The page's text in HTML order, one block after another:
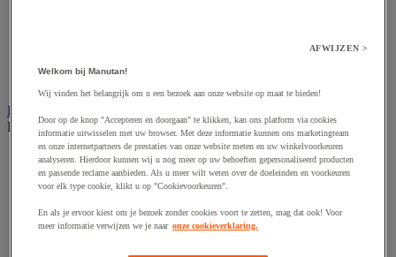
Accessoires voor spijkermachine
Accessoires voor zaag
Elektrische toebehoren en verlichting
Bekijk de hele productgroep
Accessoires voor elektrisch schakelpaneel
Batterij, oplader en kabel
Elektrische kabel
Verlengsnoer, stekkerdoos en kapelhaspel
AFWIJZEN >
Welkom bij Manutan!
Wij vinden het belangrijk om u een bezoek aan onze website op maat te bieden!
Door op de knop "Accepteren en doorgaan" te klikken, kan ons platform via cookies
informatie uitwisselen met uw browser. Met deze informatie kunnen ons marketingteam
en onze internetpartners de prestaties van onze website meten en uw winkelvoorkeuren
analyseren. Hierdoor kunnen wij u nog meer op uw behoeften gepersonaliseerd producten
en passende reclame aanbieden. Als u meer wilt weten over de doeleinden en voorkeuren
voor elk type cookie, klikt u op "Cookievoorkeuren".
En als je ervoor kiest om je bezoek zonder cookies voort te zetten, mag dat ook! Voor
meer informatie verwijzen we je naar onze cookieverklaring.